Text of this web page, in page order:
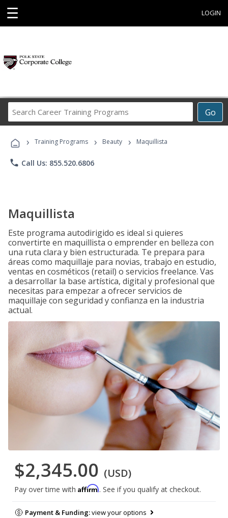
☰ LOGIN
Go
Career
Programs
› Training Programs › Beauty › Maquillista
phone Call Us: 855.520.6806
Maquillista
Este programa autodirigido es ideal si quieres
convertirte en maquillista o emprender en belleza con
una ruta clara y bien estructurada. Te prepara para
áreas como maquillaje para novias, trabajo en estudio,
ventas en cosméticos (retail) o servicios freelance. Vas
a desarrollar la base artística, digital y profesional que
necesitas para empezar a ofrecer servicios de
maquillaje con seguridad y confianza en la industria
actual.
$2,345.00 (USD)
Pay over time with Affirm. See if you qualify at checkout.
Payment & Funding:view your options